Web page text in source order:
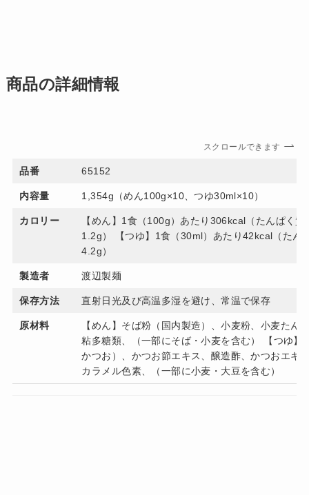
商品の詳細情報
スクロールできます
品番 65152
内容量 1,354g（めん100g×10、つゆ30ml×10）
カロリー
【めん】1食（100g）あたり306kcal（たんぱく
1.2g） 【つゆ】1食（30ml）あたり42kcal（た
4.2g）
製造者 渡辺製麺
保存方法 直射日光及び高温多湿を避け、常温で保存
原材料
【めん】そば粉（国内製造）、小麦粉、小麦た
粘多糖類、（一部にそば・小麦を含む） 【つゆ
かつお）、かつお節エキス、醸造酢、かつおエキ
カラメル色素、（一部に小麦・大豆を含む）